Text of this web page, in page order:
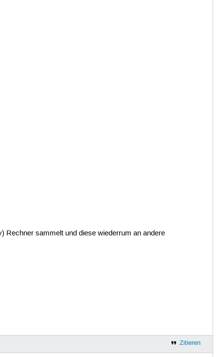
Rechner sammelt und diese wiederrum an andere
Zitieren